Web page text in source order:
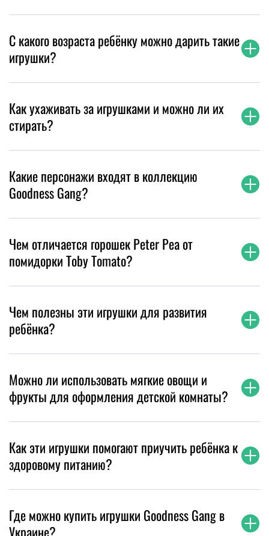
С какого возраста ребёнку можно дарить такие
игрушки?
Как ухаживать за игрушками и можно ли их
стирать?
Какие персонажи входят в коллекцию
Goodness Gang?
Чем отличается горошек Peter Pea от
помидорки Toby Tomato?
Чем полезны эти игрушки для развития
ребёнка?
Можно ли использовать мягкие овощи и
фрукты для оформления детской комнаты?
Как эти игрушки помогают приучить ребёнка к
здоровому питанию?
Где можно купить игрушки Goodness Gang в
Украине?